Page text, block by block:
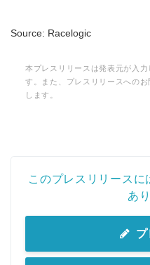
Source: Racelogic
本プレスリリースは発表元が入
す。また、プレスリリースへの
します。
このプレスリリース
あ